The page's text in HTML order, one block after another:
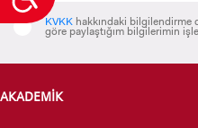
KVKK hakkındaki bilgilendirme
göre paylaştığım bilgilerimin
AKADEMİK